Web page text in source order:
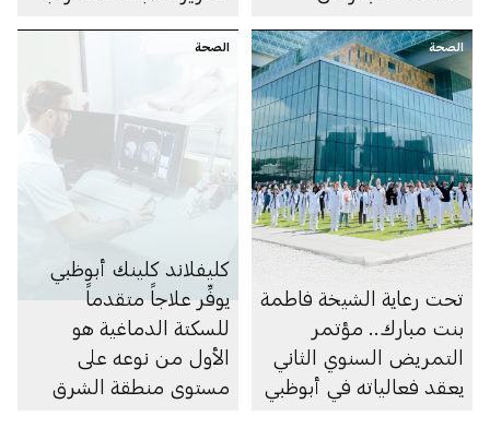
الصحة
تحت رعاية الشيخة فاطمة
بنت مبارك.. مؤتمر
التمريض السنوي الثاني
يعقد فعالياته في أبوظبي
الصحة
كليفلاند كلينك أبوظبي
يوفِّر علاجاً متقدماً
للسكتة الدماغية هو
الأول من نوعه على
مستوى منطقة الشرق